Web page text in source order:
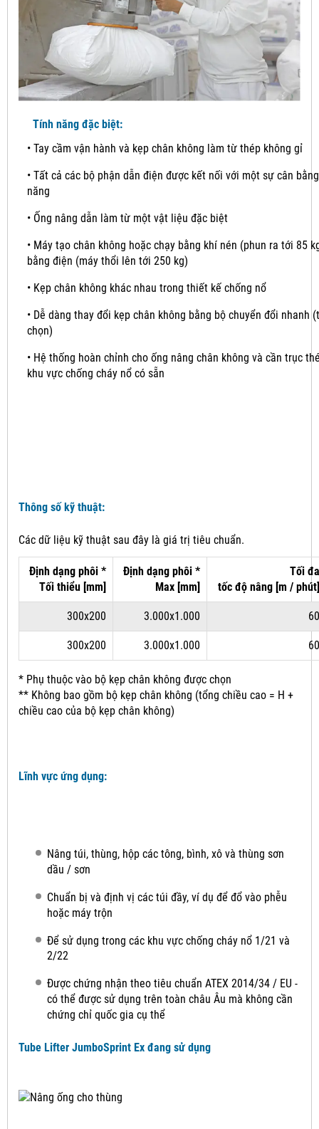
Tính năng đặc biệt:
• Tay cầm vận hành và kẹp chân không làm từ thép không gỉ
• Tất cả các bộ phận dẫn điện được kết nối với một sự cân
năng
• Ống nâng dẫn làm từ một vật liệu đặc biệt
• Máy tạo chân không hoặc chạy bằng khí nén (phun ra tới 85
bằng điện (máy thổi lên tới 250 kg)
• Kẹp chân không khác nhau trong thiết kế chống nổ
• Dễ dàng thay đổi kẹp chân không bằng bộ chuyển đổi nhanh
chọn)
• Hệ thống hoàn chỉnh cho ống nâng chân không và cần trục
khu vực chống cháy nổ có sẵn
Thông số kỹ thuật:
Các dữ liệu kỹ thuật sau đây là giá trị tiêu chuẩn.
Định dạng phôi *
Tối thiểu [mm]
Định dạng phôi *
Max [mm]
Tối đa
tốc độ nâng [m / phút]
300x200 3.000x1.000 60
300x200 3.000x1.000 60
* Phụ thuộc vào bộ kẹp chân không được chọn
** Không bao gồm bộ kẹp chân không (tổng chiều cao = H +
chiều cao của bộ kẹp chân không)
Lĩnh vực ứng dụng:
Nâng túi, thùng, hộp các tông, bình, xô và thùng sơn
dầu / sơn
Chuẩn bị và định vị các túi đầy, ví dụ để đổ vào phễu
hoặc máy trộn
Để sử dụng trong các khu vực chống cháy nổ 1/21 và
2/22
Được chứng nhận theo tiêu chuẩn ATEX 2014/34 / EU -
có thể được sử dụng trên toàn châu Âu mà không cần
chứng chỉ quốc gia cụ thể
Tube Lifter JumboSprint Ex đang sử dụng